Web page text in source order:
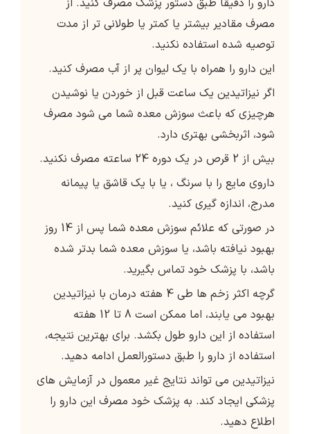
دارو را دقیقا طبق دستور پزشک مصرف کنید. از
مصرف مقادیر بیشتر یا کمتر یا طولانی تر از مدت
توصیه شده استفاده نکنید.
این دارو را همراه با یک لیوان پر از آب مصرف کنید.
اگر نیزاتیدین یک ساعت قبل از خوردن یا نوشیدن
هرچیزی که باعث سوزش معده شما می شود مصرف
شود، اثربخشی بهتری دارد.
بیش از 2 قرص در یک دوره 24 ساعته مصرف نکنید.
داروی مایع را با سرنگ ، یا با یک قاشق یا پیمانه
مدرج، اندازه گیری کنید.
در صورتی که علائم سوزش معده شما پس از 14 روز
بهبود نیافته باشد، یا سوزش معده شما بدتر شده
باشد، با پزشک خود تماس بگیرید.
گرچه اکثر زخم ها طی 4 هفته درمان با نیزاتیدین
بهبود می یابند، اما ممکن است 8 تا 12 هفته
استفاده از این دارو طول بکشد. برای بهترین نتیجه،
استفاده از دارو را طبق دستورالعمل ادامه دهید.
نیزاتیدین می تواند نتایج غیر معمول در آزمایش های
پزشکی ایجاد کند. به پزشک خود مصرف این دارو را
اطلاع دهید.